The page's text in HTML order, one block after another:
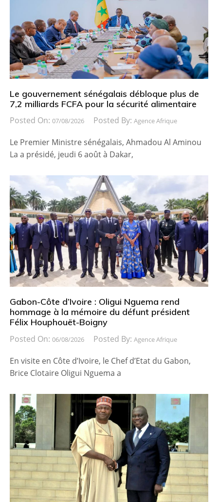
Le gouvernement sénégalais débloque plus de
7,2 milliards FCFA pour la sécurité alimentaire
Posted On: 07/08/2026 Posted By: Agence Afrique
Le Premier Ministre sénégalais, Ahmadou Al Aminou
La a présidé, jeudi 6 août à Dakar,
Gabon-Côte d’Ivoire : Oligui Nguema rend
hommage à la mémoire du défunt président
Félix Houphouët-Boigny
Posted On: 06/08/2026 Posted By: Agence Afrique
En visite en Côte d’Ivoire, le Chef d’Etat du Gabon,
Brice Clotaire Oligui Nguema a